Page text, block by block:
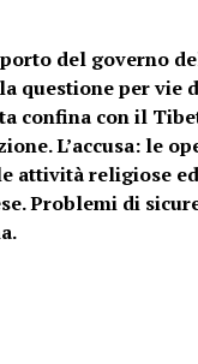
del governo
questione per vie
confina con il
L’accusa: le
attività religiose
Problemi di